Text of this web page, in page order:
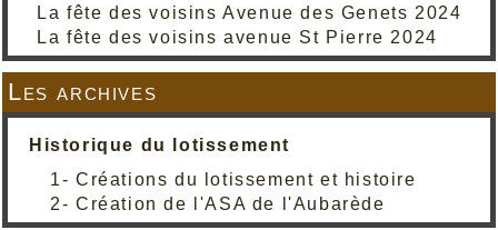
La fête des voisins Avenue des Genets 2024
La fête des voisins avenue St Pierre 2024
Les archives
Historique du lotissement
1- Créations du lotissement et histoire
2- Création de l'ASA de l'Aubarède